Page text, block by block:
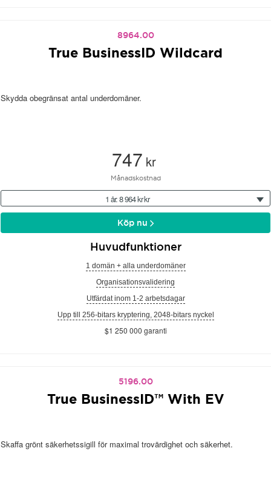
8964.00
True BusinessID Wildcard
Skydda obegränsat antal underdomäner.
747 kr
Månadskostnad
1 år: 8 964 kr kr
Köp nu
Huvudfunktioner
1 domän + alla underdomäner
Organisationsvalidering
Utfärdat inom 1-2 arbetsdagar
Upp till 256-bitars kryptering, 2048-bitars nyckel
$1 250 000 garanti
5196.00
True BusinessID™ With EV
Skaffa grönt säkerhetssigill för maximal trovärdighet och säkerhet.